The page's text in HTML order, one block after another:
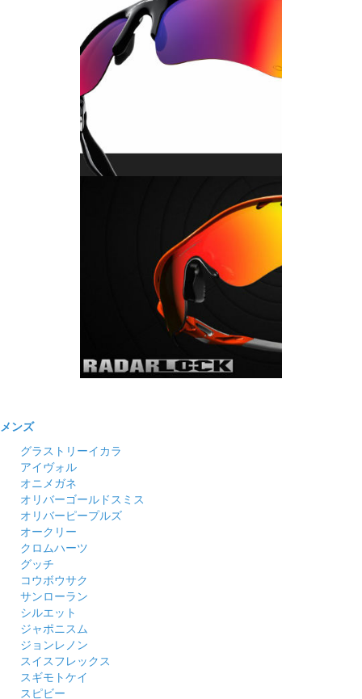
メンズ
グラストリーイカラ
アイヴォル
オニメガネ
オリバーゴールドスミス
オリバーピープルズ
オークリー
クロムハーツ
グッチ
コウボウサク
サンローラン
シルエット
ジャポニスム
ジョンレノン
スイスフレックス
スギモトケイ
スピビー